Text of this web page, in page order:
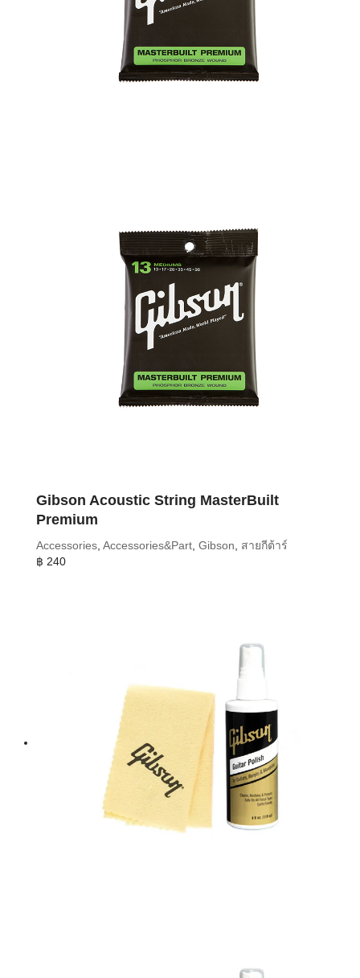
Gibson Acoustic String MasterBuilt
Premium
Accessories, Accessories&Part, Gibson, สายกีต้าร์
฿ 240